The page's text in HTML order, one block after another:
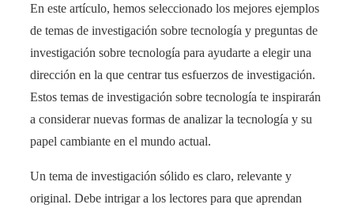
En este artículo, hemos seleccionado los mejores ejemplos
de temas de investigación sobre tecnología y preguntas de
investigación sobre tecnología para ayudarte a elegir una
dirección en la que centrar tus esfuerzos de investigación.
Estos temas de investigación sobre tecnología te inspirarán
a considerar nuevas formas de analizar la tecnología y su
papel cambiante en el mundo actual.
Un tema de investigación sólido es claro, relevante y
original. Debe intrigar a los lectores para que aprendan